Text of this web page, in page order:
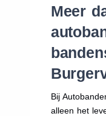
Meer
Bij
alleen het